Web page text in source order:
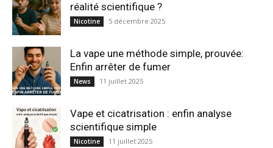
réalité scientifique ?
Nicotine 5 décembre 2025
La vape une méthode simple, prouvée:
Enfin arrêter de fumer
News 11 juillet 2025
Vape et cicatrisation : enfin analyse
scientifique simple
Nicotine 11 juillet 2025